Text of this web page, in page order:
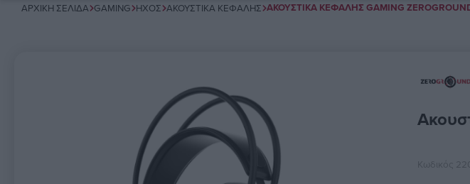
ΑΡΧΙΚΉ ΣΕΛΊΔΑ GAMING ΉΧΟΣ ΑΚΟΥΣΤΙΚΆ ΚΕΦΑΛΉΣ ΑΚΟΥΣΤΙΚΆ ΚΕΦΑΛΉΣ GAMING